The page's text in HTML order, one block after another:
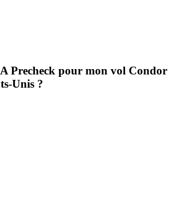
Precheck pour mon vol Condor
Unis ?